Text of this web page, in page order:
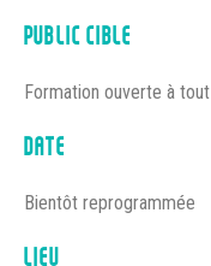
PUBLIC CIBLE
Formation ouverte à
DATE
Bientôt reprogrammée
LIEU